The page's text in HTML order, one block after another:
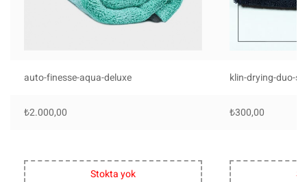
auto-finesse-aqua-deluxe klin-drying-duo-s
₺2.000,00 ₺300,00
Stokta yok